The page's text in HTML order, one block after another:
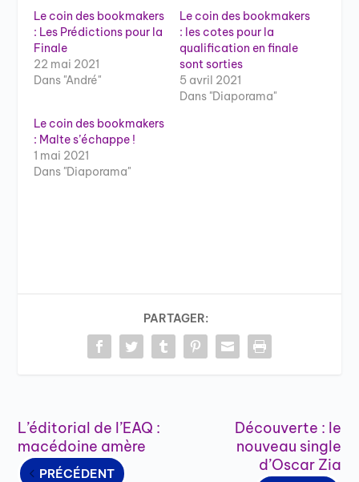
Le coin des bookmakers
: Les Prédictions pour la
Finale
22 mai 2021
Dans "André"
Le coin des bookmakers
: les cotes pour la
qualification en finale
sont sorties
5 avril 2021
Dans "Diaporama"
Le coin des bookmakers
: Malte s’échappe !
1 mai 2021
Dans "Diaporama"
PARTAGER:
L’éditorial de l’EAQ :
macédoine amère
PRÉCÉDENT
Découverte : le
nouveau single
d’Oscar Zia